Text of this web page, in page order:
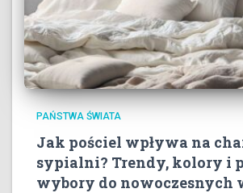
PAŃSTWA ŚWIATA
Jak pościel wpływa na
sypialni? Trendy, kolory i
wybory do nowoczesnych